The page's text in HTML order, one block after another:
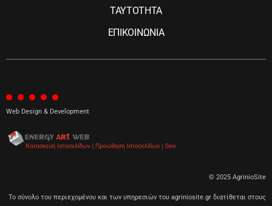
ΤΑΥΤΟΤΗΤΑ
ΕΠΙΚΟΙΝΩΝΙΑ
Web Design & Development
© 2025 AgrinioSite
Το σύνολο του περιεχομένου και των υπηρεσιών του agriniosite.gr διατίθεται στους